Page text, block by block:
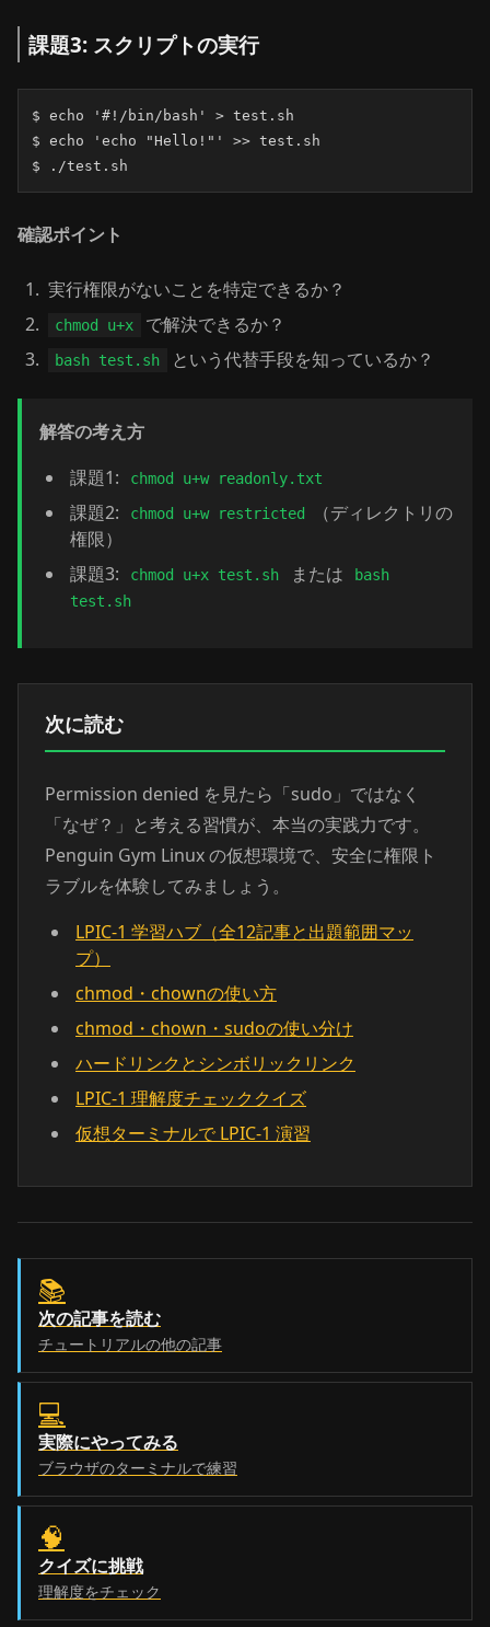
課題3: スクリプトの実行
$ echo '#!/bin/bash' > test.sh
$ echo 'echo "Hello!"' >> test.sh
$ ./test.sh
確認ポイント
実行権限がないことを特定できるか？
chmod u+x で解決できるか？
bash test.sh という代替手段を知っているか？
解答の考え方
課題1:
chmod u+w readonly.txt
課題2: chmod u+w restricted
（ディレクトリの
権限）
課題3:
chmod u+x test.sh または
bash
test.sh
次に読む
Permission denied を見たら「sudo」ではなく
「なぜ？」と考える習慣が、本当の実践力です。
Penguin Gym Linux の仮想環境で、安全に権限ト
ラブルを体験してみましょう。
LPIC-1 学習ハブ（全12記事と出題範囲マッ
プ）
chmod・chownの使い方
chmod・chown・sudoの使い分け
ハードリンクとシンボリックリンク
LPIC-1 理解度チェッククイズ
仮想ターミナルで LPIC-1 演習
📚
次の記事を読む
チュートリアルの他の記事
💻
実際にやってみる
ブラウザのターミナルで練習
🧠
クイズに挑戦
理解度をチェック